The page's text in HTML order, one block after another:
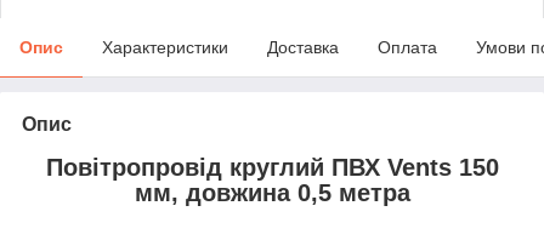
Опис Характеристики Доставка Оплата Умови
Опис
Повітропровід круглий ПВХ Vents 150
мм, довжина 0,5 метра